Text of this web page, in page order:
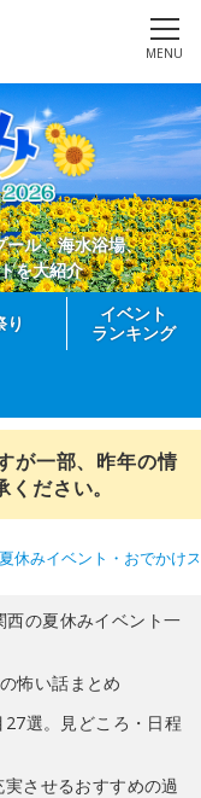
MENU
ール、海水浴場、
を大紹介
り
イベント
ランキング
が一部、昨年の情
ださい。
休みイベント・おでかけ
の夏休みイベント一
怖い話まとめ
27選。見どころ・日程
実させるおすすめの過